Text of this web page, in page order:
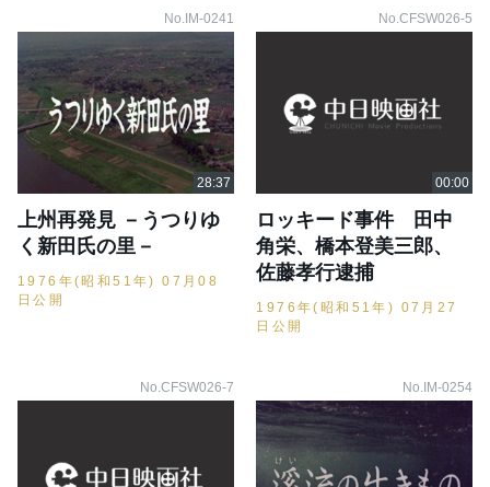
No.IM-0241
上州再発見 －うつりゆ
く新田氏の里－
1976年(昭和51年) 07月08
日公開
No.CFSW026-5
ロッキード事件 田中
角栄、橋本登美三郎、
佐藤孝行逮捕
1976年(昭和51年) 07月27
日公開
No.CFSW026-7 No.IM-0254